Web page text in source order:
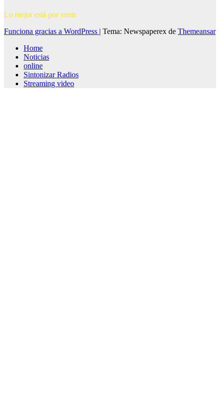
Lo mejor está por venir
Funciona gracias a WordPress | Tema: Newspaperex de Themeansar
Home
Noticias
online
Sintonizar Radios
Streaming video